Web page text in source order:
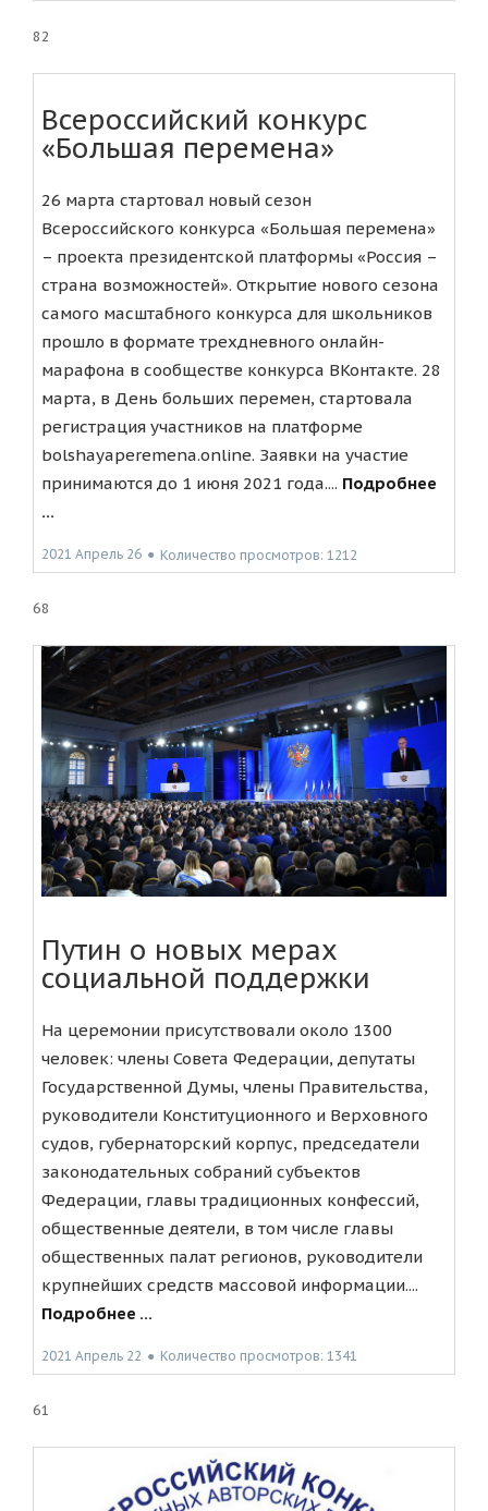
82
Всероссийский конкурс
«Большая перемена»
26 марта стартовал новый сезон
Всероссийского конкурса «Большая перемена»
– проекта президентской платформы «Россия –
страна возможностей». Открытие нового сезона
самого масштабного конкурса для школьников
прошло в формате трехдневного онлайн-
марафона в сообществе конкурса ВКонтакте. 28
марта, в День больших перемен, стартовала
регистрация участников на платформе
bolshayaperemena.online. Заявки на участие
принимаются до 1 июня 2021 года.... Подробнее
...
2021 Апрель 26 ● Количество просмотров: 1212
68
Путин о новых мерах
социальной поддержки
На церемонии присутствовали около 1300
человек: члены Совета Федерации, депутаты
Государственной Думы, члены Правительства,
руководители Конституционного и Верховного
судов, губернаторский корпус, председатели
законодательных собраний субъектов
Федерации, главы традиционных конфессий,
общественные деятели, в том числе главы
общественных палат регионов, руководители
крупнейших средств массовой информации....
Подробнее ...
2021 Апрель 22 ● Количество просмотров: 1341
61